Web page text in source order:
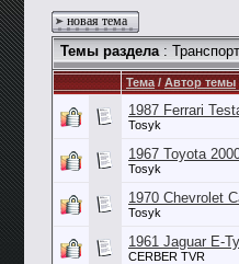
новая тема
Темы раздела: Транспорт
Тема/Автор темы
1987 Ferrari
Tosyk
1967 Toyota
Tosyk
1970 Chevrolet
Tosyk
1961 Jaguar E-
CERBER TVR